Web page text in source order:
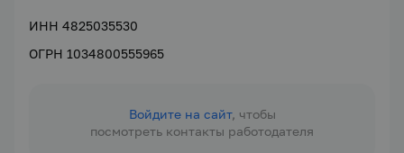
ИНН 4825035530
ОГРН 1034800555965
Войдите на сайт, чтобы
посмотреть контакты работодателя